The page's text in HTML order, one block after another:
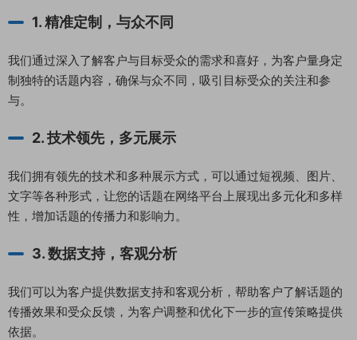
1. 精准定制，与众不同
我们通过深入了解客户与目标受众的需求和喜好，为客户量身定
制独特的话题内容，确保与众不同，吸引目标受众的关注和参
与。
2. 技术领先，多元展示
我们拥有领先的技术和多种展示方式，可以通过短视频、图片、
文字等各种形式，让您的话题在网络平台上展现出多元化和多样
性，增加话题的传播力和影响力。
3. 数据支持，客观分析
我们可以为客户提供数据支持和客观分析，帮助客户了解话题的
传播效果和受众反馈，为客户调整和优化下一步的宣传策略提供
依据。